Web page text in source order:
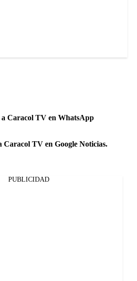
a Caracol TV en WhatsApp
Caracol TV en Google Noticias.
PUBLICIDAD